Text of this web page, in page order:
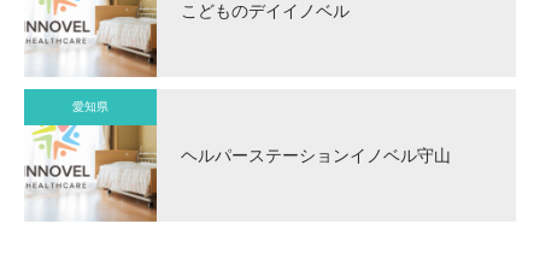
こどものデイイノベル
愛知県
ヘルパーステーションイノベル守山